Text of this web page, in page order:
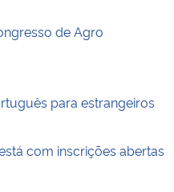
de Agro
para estrangeiros
com inscrições abertas